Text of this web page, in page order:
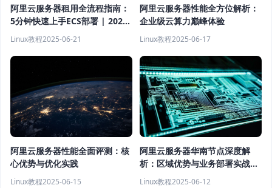
阿里云服务器租用全流程指南：
5分钟快速上手ECS部署 | 2024
最新教程
Linux教程2025-06-21
阿里云服务器性能全方位解析：
企业级云算力巅峰体验
Linux教程2025-06-17
阿里云服务器性能全面评测：核
心优势与优化实践
Linux教程2025-06-15
阿里云服务器华南节点深度解
析：区域优势与业务部署实战指
南
Linux教程2025-06-12